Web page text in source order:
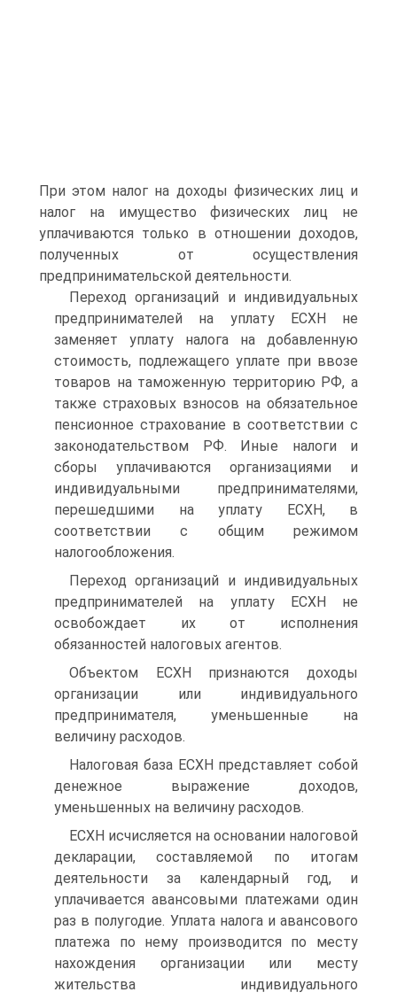
При этом налог на доходы физических лиц и
налог на имущество физических лиц не
уплачиваются только в отношении доходов,
полученных от осуществления
предпринимательской деятельности.
Переход организаций и индивидуальных
предпринимателей на уплату ЕСХН не
заменяет уплату налога на добавленную
стоимость, подлежащего уплате при ввозе
товаров на таможенную территорию РФ, а
также страховых взносов на обязательное
пенсионное страхование в соответствии с
законодательством РФ. Иные налоги и
сборы уплачиваются организациями и
индивидуальными предпринимателями,
перешедшими на уплату ЕСХН, в
соответствии с общим режимом
налогообложения.
Переход организаций и индивидуальных
предпринимателей на уплату ЕСХН не
освобождает их от исполнения
обязанностей налоговых агентов.
Объектом ЕСХН признаются доходы
организации или индивидуального
предпринимателя, уменьшенные на
величину расходов.
Налоговая база ЕСХН представляет собой
денежное выражение доходов,
уменьшенных на величину расходов.
ЕСХН исчисляется на основании налоговой
декларации, составляемой по итогам
деятельности за календарный год, и
уплачивается авансовыми платежами один
раз в полугодие. Уплата налога и авансового
платежа по нему производится по месту
нахождения организации или месту
жительства индивидуального